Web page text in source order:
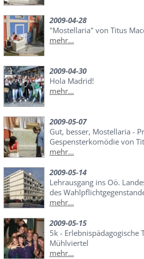
2009-04-28
"Mostellaria" von Titus
mehr...
2009-04-30
Hola Madrid!
mehr...
2009-05-07
Gut, besser, Mostellaria -
Gespensterkomödie von
mehr...
2009-05-14
Lehrausgang ins Oö.
des
mehr...
2009-05-15
5k - Erlebnispädagogische
Mühlviertel
mehr...